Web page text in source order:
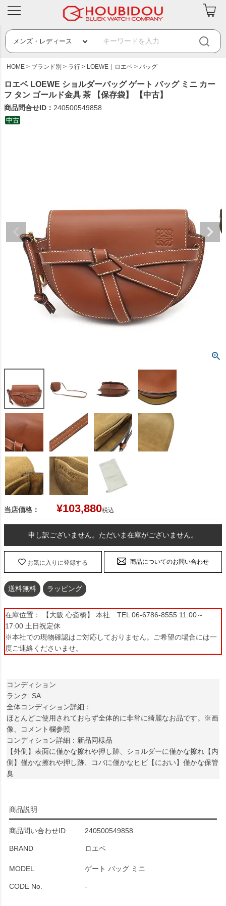
HOME ブランド別 ラ行 LOEWE｜ロエベ バッグ
ロエベ LOEWE ショルダーバッグ ゲート バッグ ミニ カー
フ タン ゴールド金具 茶 【保存袋】 【中古】
商品問合せID： 240500549858
中古
当店価格： ¥103,880税込
申し訳ございません。ただいま在庫がございません。
お気に入りに登録する 商品についてのお問い合わせ
送料無料 ラッピング
在庫位置： 【大阪 心斎橋】 本社 TEL 06-6786-8555 11:00～
17:00 土日祝定休
※本社での現物確認はご対応しておりません。ご希望の場合には一
度ご連絡くださいませ。
コンディション
ランク: SA
全体コンディション詳細：
ほとんどご使用されておらず全体的に非常に綺麗なお品です。※画
像、コメント欄参照
コンディション詳細：新品同様品
【外側】表面に僅かな擦れや押し跡、ショルダーに僅かな擦れ【内
側】僅かな擦れや押し跡、コバに僅かなヒビ【におい】僅かな保管
臭
商品説明
商品問い合わせID 240500549858
BRAND ロエベ
MODEL ゲート バッグ ミニ
CODE No. -